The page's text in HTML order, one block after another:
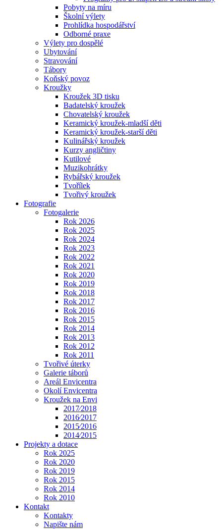
Pobyty na míru
Školní výlety
Prohlídka hospodářství
Odborné praxe
Výlety pro dospělé
Ubytování
Stravování
Tábory
Koňský povoz
Kroužky
Kroužek 3D tisku
Badatelský kroužek
Chovatelský kroužek
Keramický kroužek-mladší děti
Keramický kroužek-starší děti
Kulinářský kroužek
Kurzy angličtiny
Kutilové
Muzikohrátky
Rybářský kroužek
Tvořílek
Tvořivý kroužek
Fotografie
Fotogalerie
Rok 2026
Rok 2025
Rok 2024
Rok 2023
Rok 2022
Rok 2021
Rok 2020
Rok 2019
Rok 2018
Rok 2017
Rok 2016
Rok 2015
Rok 2014
Rok 2013
Rok 2012
Rok 2011
Tvořivé úterky
Galerie táborů
Areál Envicentra
Okolí Envicentra
Kroužek na Envi
2017⁄2018
2016⁄2017
2015⁄2016
2014⁄2015
Projekty a dotace
Rok 2025
Rok 2020
Rok 2019
Rok 2015
Rok 2014
Rok 2010
Kontakt
Kontakty
Napište nám